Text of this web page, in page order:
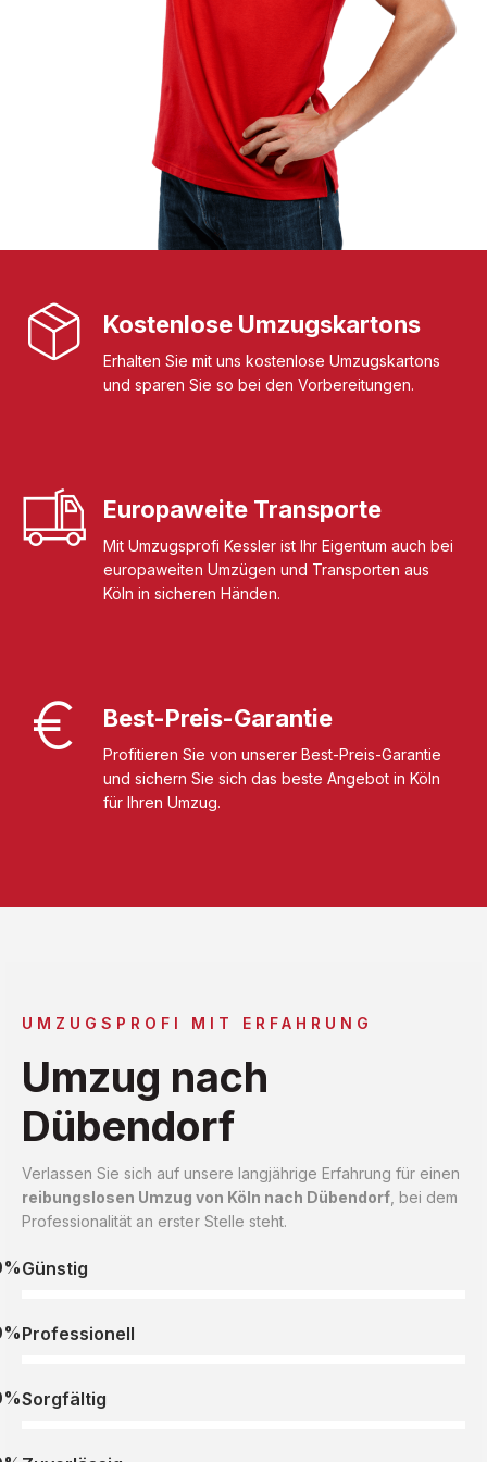
Kostenlose Umzugskartons
Erhalten Sie mit uns kostenlose Umzugskartons
und sparen Sie so bei den Vorbereitungen.
Europaweite Transporte
Mit Umzugsprofi Kessler ist Ihr Eigentum auch bei
europaweiten Umzügen und Transporten aus
Köln in sicheren Händen.
Best-Preis-Garantie
Profitieren Sie von unserer Best-Preis-Garantie
und sichern Sie sich das beste Angebot in Köln
für Ihren Umzug.
UMZUGSPROFI MIT ERFAHRUNG
Umzug nach
Dübendorf
Verlassen Sie sich auf unsere langjährige Erfahrung für einen
reibungslosen Umzug von Köln nach Dübendorf , bei dem
Professionalität an erster Stelle steht.
Günstig
Professionell
Sorgfältig